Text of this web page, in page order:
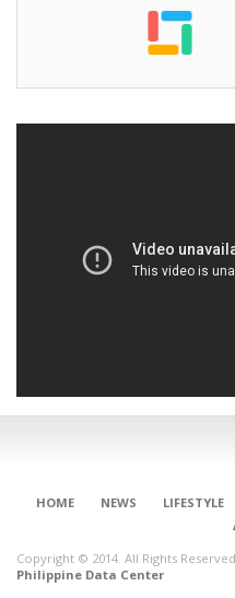
HOME NEWS LIFESTYLE
Copyright © 2014. All Rights Reserved.
Philippine Data Center